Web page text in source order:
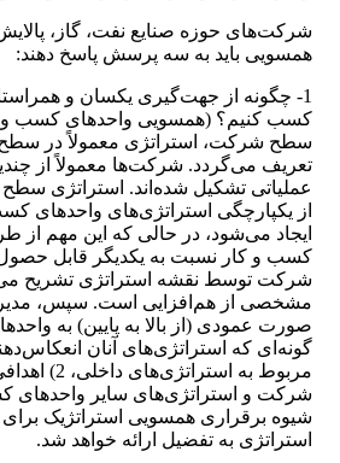
شرکت‌های حوزه صنایع نفت، گاز،
همسویی باید به سه پرسش پاسخ دهند:
1- چگونه از جهت‌گیری یکسان و
کسب کنیم؟ (همسویی واحدهای کسب و
سطح شرکت، استراتژی معمولاً در
تعریف می‌گردد. شرکت‌ها معمولاً از
عملیاتی تشکیل شده‌اند. استراتژی
از یکپارچگی استراتژی‌های واحدهای
ایجاد می‌شود، در حالی که این مهم از
کسب و کار نسبت به یکدیگر قابل
شرکت توسط نقشه استراتژی تشریح
مشخصی از هم‌افزایی است. سپس،
صورت عمودی (از بالا به پایین) به
مربوط به
شرکت و استراتژی‌های سایر واحدهای
شیوه برقراری همسویی استراتژیک
استراتژی به تفضیل ارائه خواهد شد.